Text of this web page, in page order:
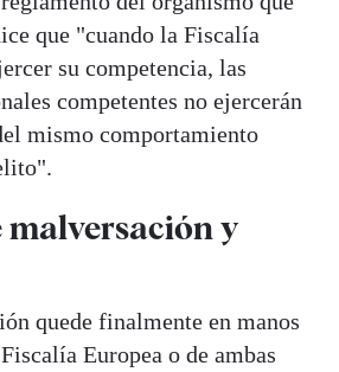
que "cuando la Fiscalía
su competencia, las
competentes no ejercerán
mismo comportamiento
malversación y
quede finalmente en manos
Europea o de ambas